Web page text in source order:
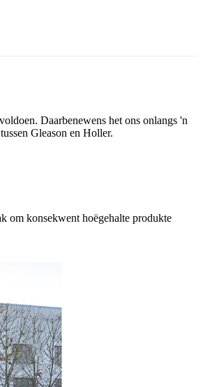
Daarbenewens het ons onlangs 'n
Gleason en Holler.
om konsekwent hoëgehalte produkte